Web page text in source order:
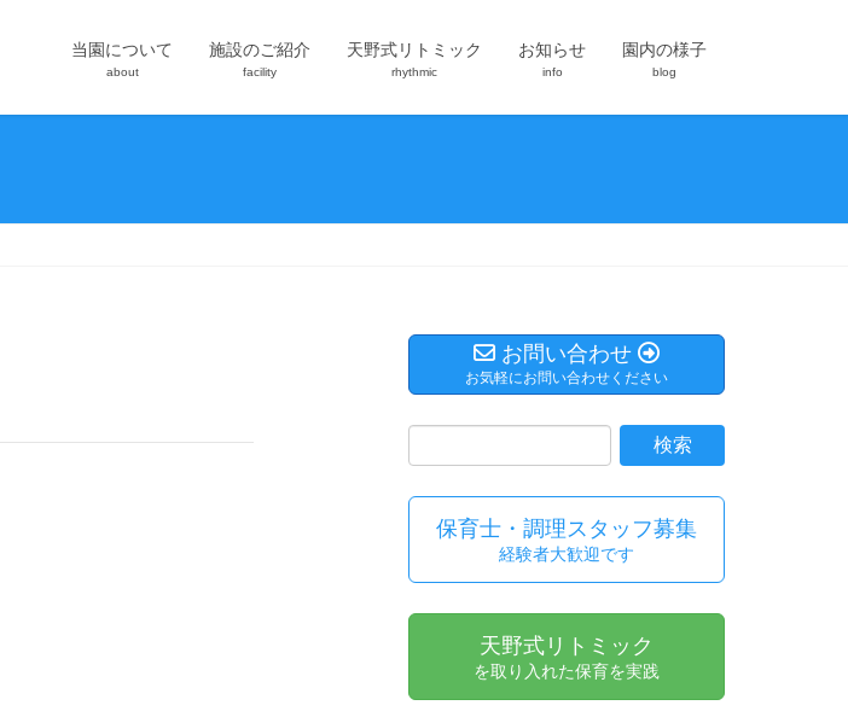
当園について
about
施設のご紹介
facility
天野式リトミック
rhythmic
お知らせ
info
園内の様子
blog
お問い合わせ
お気軽にお問い合わせください
保育士・調理スタッフ募集
経験者大歓迎です
天野式リトミック
を取り入れた保育を実践